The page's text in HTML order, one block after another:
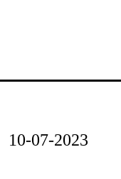
10-07-2023